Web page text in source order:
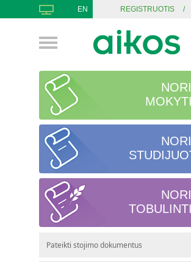
EN REGISTRUOTIS /
Pateikti stojimo dokumentus